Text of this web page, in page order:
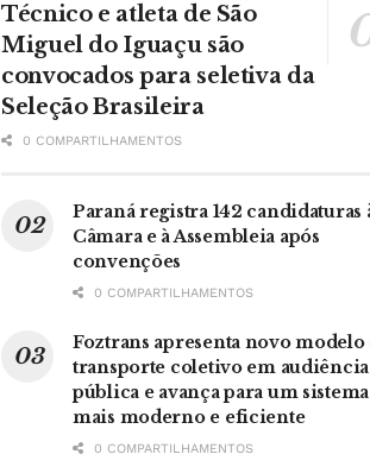
Técnico e atleta de São
Miguel do Iguaçu são
convocados para seletiva da
Seleção Brasileira
0 COMPARTILHAMENTOS
Paraná registra 142 candidaturas
Câmara e à Assembleia após
convenções
0 COMPARTILHAMENTOS
Foztrans apresenta novo modelo
transporte coletivo em audiência
pública e avança para um sistema
mais moderno e eficiente
0 COMPARTILHAMENTOS